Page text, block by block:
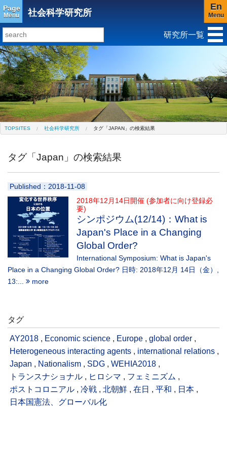
Page
Menu 社会科学研究所
En
Menu
研究所トップ 教育研究所
キリスト教と文化研究所 アジア文化研究所
平和研究所 ジェンダー研究センター
研究所一覧
TOPSITES 社会科学研究所 タグ「JAPAN」の検索結果
タグ「Japan」の検索結果
Published：2018-11-08
2018年12月14日開催 (参加者に向け登録必
要)
シンポジウム(12/14)：What is
Japan's Place in a Changing
Global Order?
International Symposium: What is Japan's
Place in a Changing Global Order? 日時: 2018年12月 14日（金）,
13:...
more
タグ
AY2018 , Economic science , Europe , global order ,
Heterogeneous interacting agents , international relations ,
Japan , Nationalism , SDG , WEHIA2018 ,
トランスナショナル , ヒロシマ , フェミニズム ,
ポストコロニアル , 冷戦 , 北朝鮮 , 在日 , 平和 , 日本 ,
日本国憲法、グローバル化